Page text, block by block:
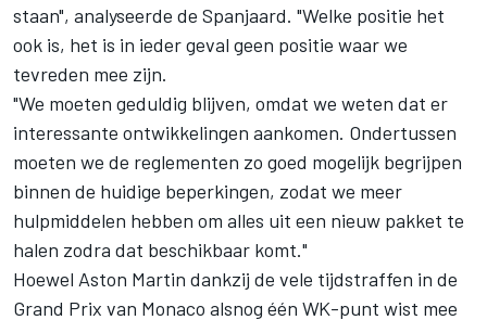
staan", analyseerde de Spanjaard. "Welke positie het
ook is, het is in ieder geval geen positie waar we
tevreden mee zijn.
"We moeten geduldig blijven, omdat we weten dat er
interessante ontwikkelingen aankomen. Ondertussen
moeten we de reglementen zo goed mogelijk begrijpen
binnen de huidige beperkingen, zodat we meer
hulpmiddelen hebben om alles uit een nieuw pakket te
halen zodra dat beschikbaar komt."
Hoewel Aston Martin dankzij de vele tijdstraffen in de
Grand Prix van Monaco alsnog één WK-punt wist mee